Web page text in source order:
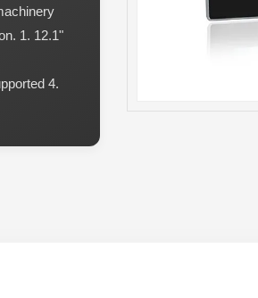
1. 12.1"
4.